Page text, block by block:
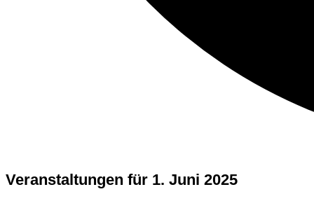
Veranstaltungen für 1. Juni 2025